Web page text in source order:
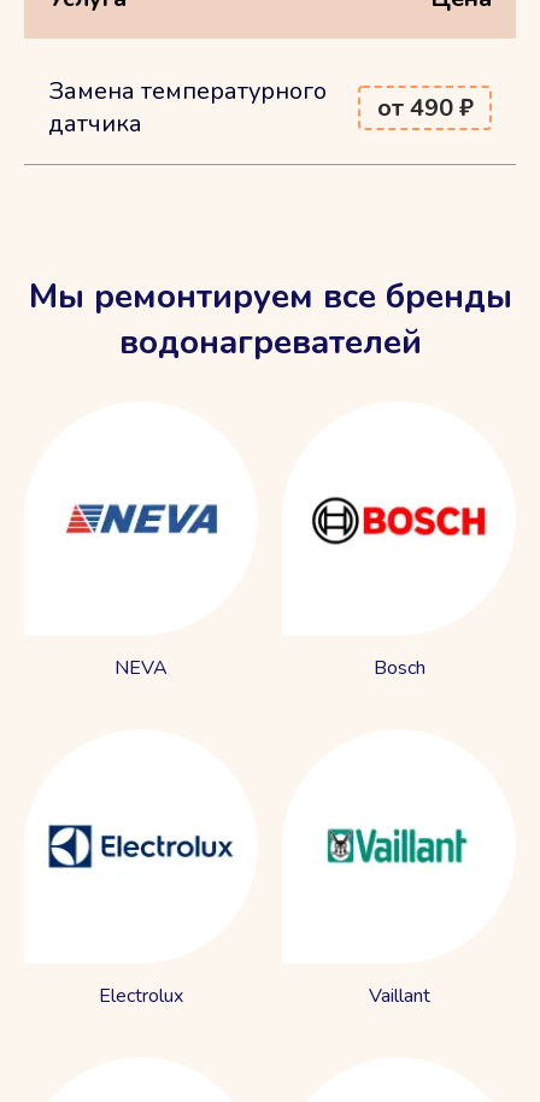
Замена температурного
датчика
от 490 ₽
Мы ремонтируем все бренды
водонагревателей
NEVA Bosch
Electrolux Vaillant